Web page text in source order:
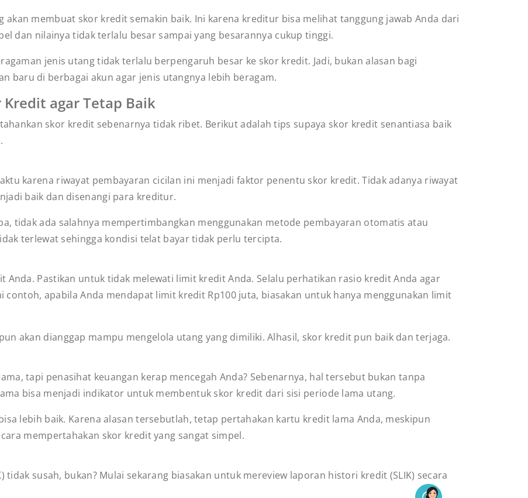
akan membuat skor kredit semakin baik. Ini karena kreditur bisa melihat tanggung jawab Anda dari
dan nilainya tidak terlalu besar sampai yang besarannya cukup tinggi.
jenis utang tidak terlalu berpengaruh besar ke skor kredit. Jadi, bukan alasan bagi
baru di berbagai akun agar jenis utangnya lebih beragam.
agar Tetap Baik
skor kredit sebenarnya tidak ribet. Berikut adalah tips supaya skor kredit senantiasa baik
karena riwayat pembayaran cicilan ini menjadi faktor penentu skor kredit. Tidak adanya riwayat
baik dan disenangi para kreditur.
tidak ada salahnya mempertimbangkan menggunakan metode pembayaran otomatis atau
terlewat sehingga kondisi telat bayar tidak perlu tercipta.
Anda. Pastikan untuk tidak melewati limit kredit Anda. Selalu perhatikan rasio kredit Anda agar
apabila Anda mendapat limit kredit Rp100 juta, biasakan untuk hanya menggunakan limit
akan dianggap mampu mengelola utang yang dimiliki. Alhasil, skor kredit pun baik dan terjaga.
tapi penasihat keuangan kerap mencegah Anda? Sebenarnya, hal tersebut bukan tanpa
bisa menjadi indikator untuk membentuk skor kredit dari sisi periode lama utang.
lebih baik. Karena alasan tersebutlah, tetap pertahakan kartu kredit lama Anda, meskipun
mempertahakan skor kredit yang sangat simpel.
susah, bukan? Mulai sekarang biasakan untuk mereview laporan histori kredit (SLIK) secara